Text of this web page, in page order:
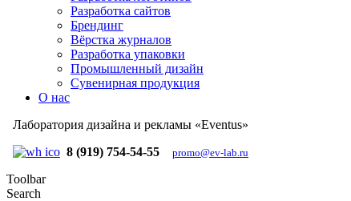
Разработка сайтов
Брендинг
Вёрстка журналов
Разработка упаковки
Промышленный дизайн
Сувенирная продукция
О нас
Лаборатория дизайна и рекламы «Eventus»
8 (919) 754-54-55
promo@ev-lab.ru
Toolbar
Search